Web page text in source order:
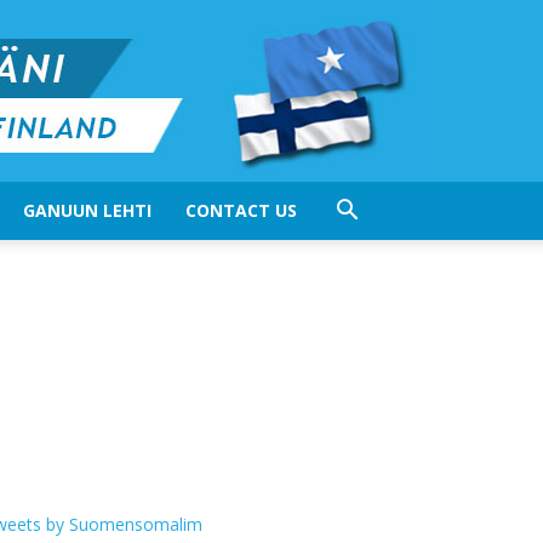
GANUUN LEHTI CONTACT US
by Suomensomalim